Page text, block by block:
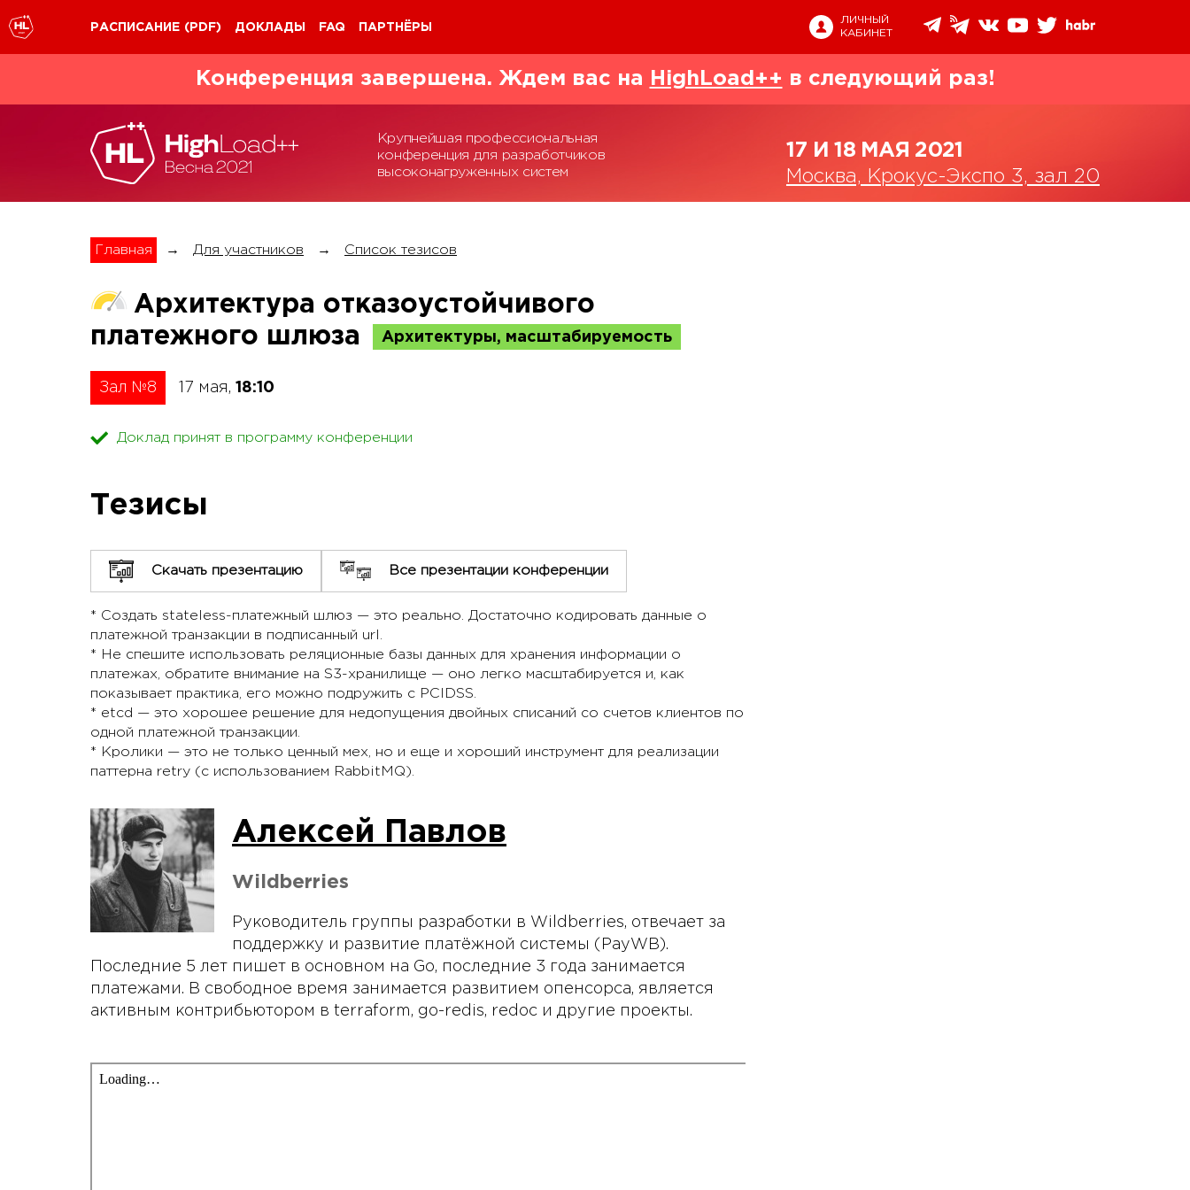
РАСПИСАНИЕ (PDF) ДОКЛАДЫ FAQ ПАРТНЁРЫ
ЛИЧНЫЙ
КАБИНЕТ
Конференция завершена. Ждем вас на HighLoad++ в следующий раз!
Крупнейшая профессиональная
конференция для разработчиков
высоконагруженных систем
17 И 18 МАЯ 2021
Москва, Крокус-Экспо 3, зал 20
Главная → Для участников → Список тезисов
Архитектура отказоустойчивого
платежного шлюза
Архитектуры, масштабируемость
Зал №8 17 мая, 18:10
Доклад принят в программу конференции
Тезисы
Скачать презентацию Все презентации конференции
* Создать stateless-платежный шлюз — это реально. Достаточно кодировать данные о
платежной транзакции в подписанный url.
* Не спешите использовать реляционные базы данных для хранения информации о
платежах, обратите внимание на S3-хранилище — оно легко масштабируется и, как
показывает практика, его можно подружить с PCIDSS.
* etcd — это хорошее решение для недопущения двойных списаний со счетов клиентов по
одной платежной транзакции.
* Кролики — это не только ценный мех, но и еще и хороший инструмент для реализации
паттерна retry (с использованием RabbitMQ).
Алексей Павлов
Wildberries
Руководитель группы разработки в Wildberries, отвечает за
поддержку и развитие платёжной системы (PayWB).
Последние 5 лет пишет в основном на Go, последние 3 года занимается
платежами. В свободное время занимается развитием опенсорса, является
активным контрибьютором в terraform, go-redis, redoс и другие проекты.